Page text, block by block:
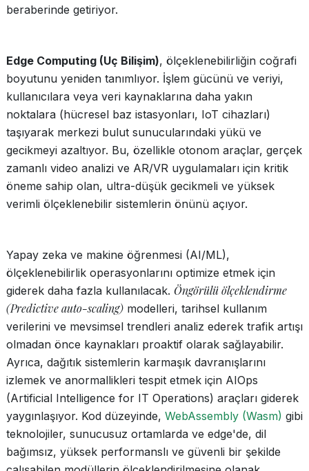
beraberinde getiriyor.
Edge Computing (Uç Bilişim), ölçeklenebilirliğin coğrafi
boyutunu yeniden tanımlıyor. İşlem gücünü ve veriyi,
kullanıcılara veya veri kaynaklarına daha yakın
noktalara (hücresel baz istasyonları, IoT cihazları)
taşıyarak merkezi bulut sunucularındaki yükü ve
gecikmeyi azaltıyor. Bu, özellikle otonom araçlar, gerçek
zamanlı video analizi ve AR/VR uygulamaları için kritik
öneme sahip olan, ultra-düşük gecikmeli ve yüksek
verimli ölçeklenebilir sistemlerin önünü açıyor.
Yapay zeka ve makine öğrenmesi (AI/ML),
ölçeklenebilirlik operasyonlarını optimize etmek için
giderek daha fazla kullanılacak. Öngörülü ölçeklendirme
(Predictive auto-scaling) modelleri, tarihsel kullanım
verilerini ve mevsimsel trendleri analiz ederek trafik artışı
olmadan önce kaynakları proaktif olarak sağlayabilir.
Ayrıca, dağıtık sistemlerin karmaşık davranışlarını
izlemek ve anormallikleri tespit etmek için AIOps
(Artificial Intelligence for IT Operations) araçları giderek
yaygınlaşıyor. Kod düzeyinde, WebAssembly (Wasm) gibi
teknolojiler, sunucusuz ortamlarda ve edge'de, dil
bağımsız, yüksek performanslı ve güvenli bir şekilde